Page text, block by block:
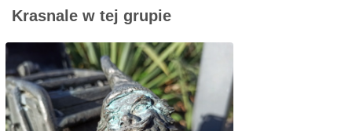
Krasnale w tej grupie